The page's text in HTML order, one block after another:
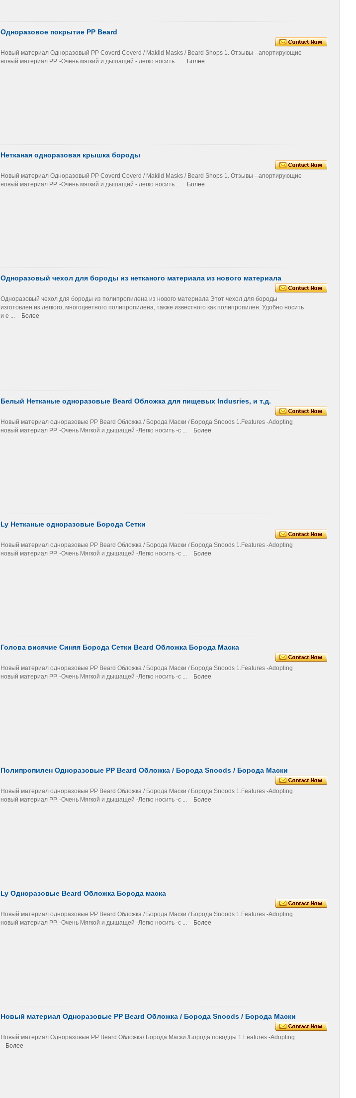
Одноразовое покрытие PP Beard
Новый материал Одноразовый PP Coverd Coverd / Makild Masks / Beard Shops 1. Отзывы --апортирующие
новый материал PP. -Очень мягкий и дышащий - легко носить ...
Более
Нетканая одноразовая крышка бороды
Новый материал Одноразовый PP Coverd Coverd / Makild Masks / Beard Shops 1. Отзывы --апортирующие
новый материал PP. -Очень мягкий и дышащий - легко носить ...
Более
Одноразовый чехол для бороды из нетканого материала из нового материала
Одноразовый чехол для бороды из полипропилена из нового материала Этот чехол для бороды
изготовлен из легкого, многоцветного полипропилена, также известного как полипропилен. Удобно носить
и е ...
Более
Белый Нетканые одноразовые Beard Обложка для пищевых Indusries, и т.д.
Новый материал одноразовые PP Beard Обложка / Борода Маски / Борода Snoods 1.Features -Adopting
новый материал PP. -Очень Мягкой и дышащей -Легко носить -с ...
Более
Ly Нетканые одноразовые Борода Сетки
Новый материал одноразовые PP Beard Обложка / Борода Маски / Борода Snoods 1.Features -Adopting
новый материал PP. -Очень Мягкой и дышащей -Легко носить -с ...
Более
Голова висячие Синяя Борода Сетки Beard Обложка Борода Маска
Новый материал одноразовые PP Beard Обложка / Борода Маски / Борода Snoods 1.Features -Adopting
новый материал PP. -Очень Мягкой и дышащей -Легко носить -с ...
Более
Полипропилен Одноразовые PP Beard Обложка / Борода Snoods / Борода Маски
Новый материал одноразовые PP Beard Обложка / Борода Маски / Борода Snoods 1.Features -Adopting
новый материал PP. -Очень Мягкой и дышащей -Легко носить -с ...
Более
Ly Одноразовые Beard Обложка Борода маска
Новый материал одноразовые PP Beard Обложка / Борода Маски / Борода Snoods 1.Features -Adopting
новый материал PP. -Очень Мягкой и дышащей -Легко носить -с ...
Более
Новый материал Одноразовые PP Beard Обложка / Борода Snoods / Борода Маски
Новый материал Одноразовые PP Beard Обложка/ Борода Маски /Борода поводцы 1.Features -Adopting ...
Более